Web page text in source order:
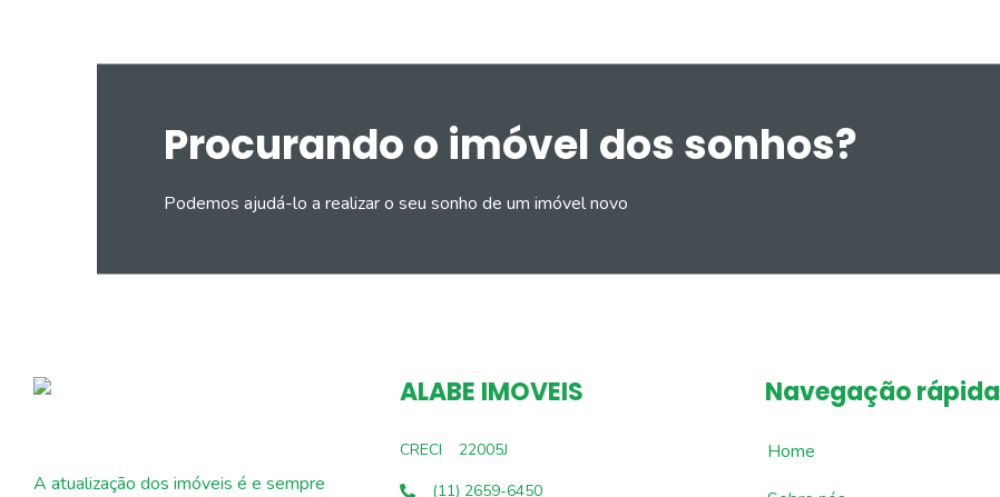
Procurando o imóvel dos sonhos?
Podemos ajudá-lo a realizar o seu sonho de um imóvel novo
A atualização dos imóveis é e sempre
ALABE IMOVEIS
CRECI
22005J
(11) 2659-6450
Navegação rápida
Home